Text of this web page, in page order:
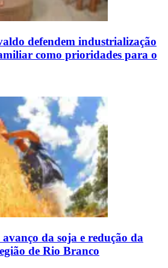
defendem industrialização
como prioridades para o
da soja e redução da
de Rio Branco